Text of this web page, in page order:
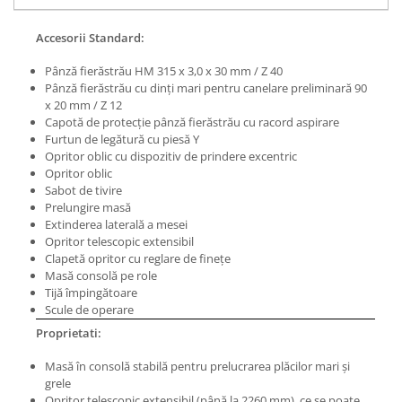
Masini de polizat bavuri cu perii
Masini de rectificat plan
Masini de rectificat plan
Masini de rectificat rotund
Masini de satinat
Masini de slefuit combinate
Masini de slefuit cu banda
Masini de slefuit cu disc
Masini de slefuit cu mediu umed si
uscat
Masini de slefuit cutite de gravat
Masini de tesit
Masini pentru slefuit tevi
Masini universale de ascutit
Polizoare de banc
Masini de filetat
Accesorii Standard:
Pânză fierăstrău HM 315 x 3,0 x 30 mm / Z 40
Pânză fierăstrău cu dinţi mari pentru canelare preliminară 90
x 20 mm / Z 12
Capotă de protecţie pânză fierăstrău cu racord aspirare
Furtun de legătură cu piesă Y
Opritor oblic cu dispozitiv de prindere excentric
Opritor oblic
Sabot de tivire
Prelungire masă
Extinderea laterală a mesei
Opritor telescopic extensibil
Clapetă opritor cu reglare de fineţe
Masă consolă pe role
Tijă împingătoare
Scule de operare
Proprietati:
Masă în consolă stabilă pentru prelucrarea plăcilor mari şi
grele